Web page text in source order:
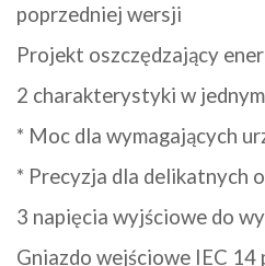
poprzedniej wersji
Projekt oszczędzający
2 charakterystyki w
* Moc dla wymagających
* Precyzja dla delikatnych
3 napięcia wyjściowe do
Gniazdo wejściowe IEC 14